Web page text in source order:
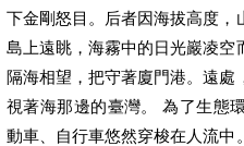
下金剛怒目。后者因海拔高度，
島上遠眺，海霧中的日光巖凌空
隔海相望，把守著廈門港。遠
視著海那邊的臺灣。 為了生態
動車、自行車悠然穿梭在人流中